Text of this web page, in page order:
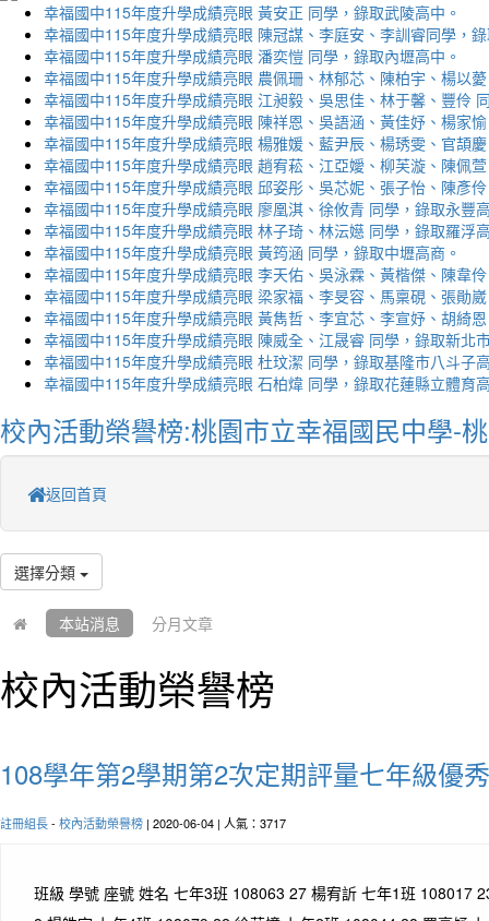
幸福國中115年度升學成績亮眼 黃安正 同學，錄取武陵高中。
幸福國中115年度升學成績亮眼 陳冠謀、李庭安、李訓睿同學，
幸福國中115年度升學成績亮眼 潘奕愷 同學，錄取內壢高中。
幸福國中115年度升學成績亮眼 農佩珊、林郁芯、陳柏宇、楊以
幸福國中115年度升學成績亮眼 江昶毅、吳思佳、林于馨、豐伶
幸福國中115年度升學成績亮眼 陳祥恩、吳語涵、黃佳妤、楊家
幸福國中115年度升學成績亮眼 楊雅媛、藍尹辰、楊琇雯、官頡
幸福國中115年度升學成績亮眼 趙宥菘、江亞嬡、柳芙漩、陳佩
幸福國中115年度升學成績亮眼 邱姿彤、吳芯妮、張子怡、陳彥
幸福國中115年度升學成績亮眼 廖凰淇、徐攸青 同學，錄取永豐
幸福國中115年度升學成績亮眼 林子琦、林沄嬨 同學，錄取羅浮
幸福國中115年度升學成績亮眼 黃筠涵 同學，錄取中壢高商。
幸福國中115年度升學成績亮眼 李天佑、吳泳霖、黃楷傑、陳韋
幸福國中115年度升學成績亮眼 梁家福、李旻容、馬稟硯、張勛
幸福國中115年度升學成績亮眼 黃雋哲、李宜芯、李宣妤、胡綺
幸福國中115年度升學成績亮眼 陳威全、江晟睿 同學，錄取新北
幸福國中115年度升學成績亮眼 杜玟潔 同學，錄取基隆市八斗子
幸福國中115年度升學成績亮眼 石柏煒 同學，錄取花蓮縣立體育
校內活動榮譽榜:桃園市立幸福國民中學-
返回首頁
選擇分類
本站消息 分月文章
校內活動榮譽榜
108學年第2學期第2次定期評量七年級優
註冊組長- 校內活動榮譽榜 | 2020-06-04 | 人氣：3717
班級 學號 座號 姓名 七年3班 108063 27 楊宥訢 七年1班 108017